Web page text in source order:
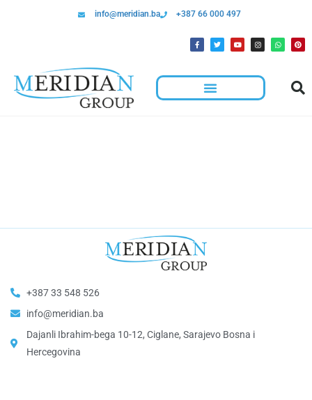
info@meridian.ba +387 66 000 497
+387 33 548 526
info@meridian.ba
Dajanli Ibrahim-bega 10-12, Ciglane, Sarajevo Bosna i
Hercegovina​